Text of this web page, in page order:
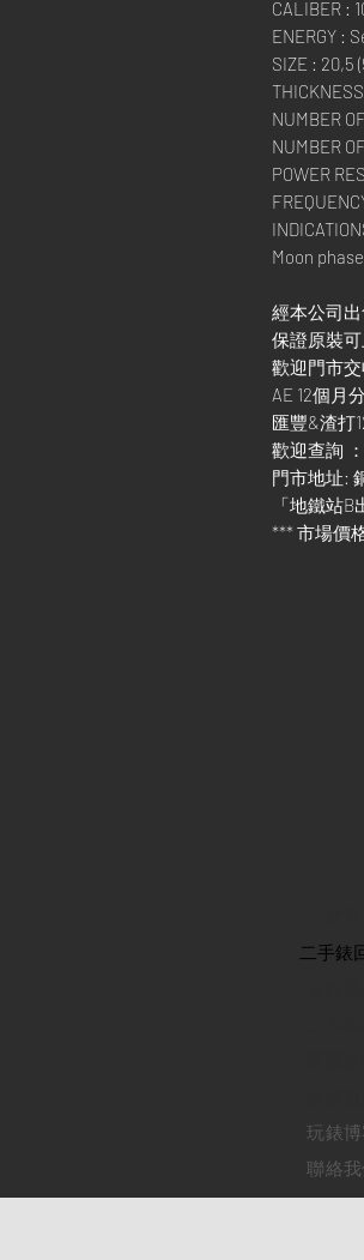
CALIBER :
ENERGY :
SIZE : 20,5
NUMBER
NUMBER
POWER
Moon phase
經本公司
保證原裝
歡迎門市
AE 12個月
匯豐&渣打
歡迎查詢
門市地址:
「地鐵站B
*** 市場價
二手錶
玩錶博
聯絡